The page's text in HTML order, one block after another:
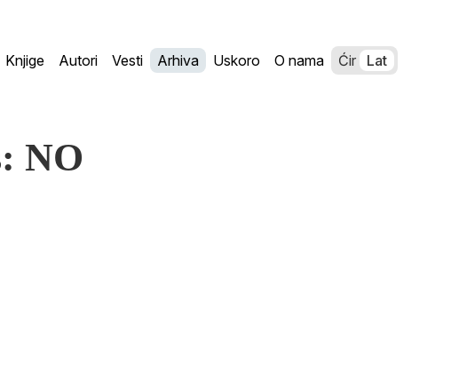
Knjige Autori Vesti Arhiva Uskoro O nama Ćir Lat
NO